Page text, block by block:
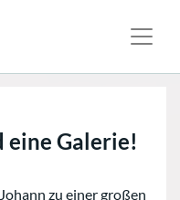
eine Galerie!
zu einer großen